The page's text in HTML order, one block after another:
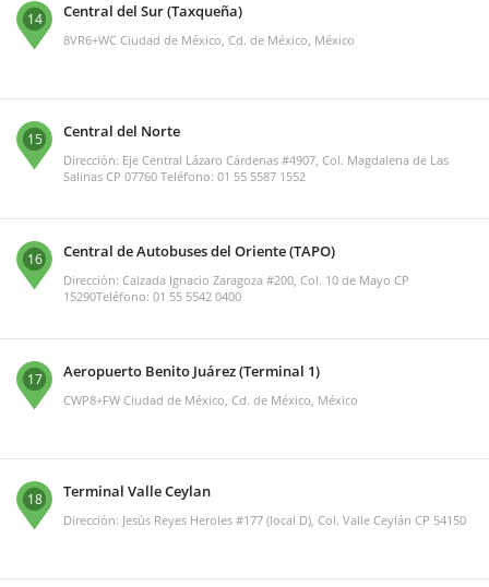
14 Central del Sur (Taxqueña)
8VR6+WC Ciudad de México, Cd. de México, México
15 Central del Norte
Dirección: Eje Central Lázaro Cárdenas #4907, Col. Magdalena de Las
Salinas CP 07760 Teléfono: 01 55 5587 1552
16 Central de Autobuses del Oriente (TAPO)
Dirección: Calzada Ignacio Zaragoza #200, Col. 10 de Mayo CP
15290Teléfono: 01 55 5542 0400
17 Aeropuerto Benito Juárez (Terminal 1)
CWP8+FW Ciudad de México, Cd. de México, México
18 Terminal Valle Ceylan
Dirección: Jesús Reyes Heroles #177 (local D), Col. Valle Ceylán CP 54150